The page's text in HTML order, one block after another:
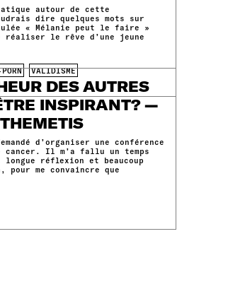
autour de cette
dire quelques mots sur
« Mélanie peut le faire »
réaliser le rêve d’une jeune
VALIDISME
DES AUTRES
INSPIRANT? —
THEMETIS
d’organiser une conférence
Il m’a fallu un temps
réflexion et beaucoup
pour me convaincre que